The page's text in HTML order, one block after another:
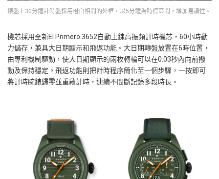
錶盤上30分鐘計時盤採用橙白相間的外框，以5分鐘為時標區間，增加易讀性。
機芯採用全新El Primero 3652自動上鍊高振頻計時機芯，60小時動
力儲存，兼具大日期顯示和飛返功能。大日期轉盤放置在6時位置，
由專利機制驅動，使大日期顯示的兩枚轉輪可以在0.03秒內向前撥
動及保持穩定。飛返功能則把計時程序簡化至一個步驟，一按即可
將計時腕錶歸零並重啟計時，連續不間斷記錄多段時長。